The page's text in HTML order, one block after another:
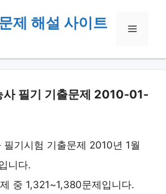
제 해설 사이트 Menu
사 필기 기출문제 2010-01-
필기시험 기출문제 2010년 1월
니다.
중 1,321~1,380문제입니다.